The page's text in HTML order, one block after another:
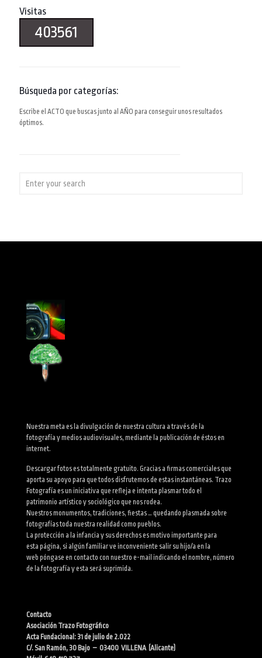
Visitas
403561
Búsqueda por categorías:
Escribe el ACTO que buscas junto al AÑO para conseguir unos resultados
óptimos.
Nuestra meta es la divulgación de nuestra cultura a través de la
fotografía y medios audiovisuales, mediante la publicación de éstos en
internet.
Descargar fotos es totalmente gratuito. Gracias a firmas comerciales que
aporta su apoyo para que todos disfrutemos de estas instantáneas. Trazo
Fotografía es un iniciativa que refleja e intenta plasmar todo el
patrimonio artístico y sociológico que nos rodea.
Nuestros monumentos, tradiciones, fiestas … quedando plasmada sobre
fotografías toda nuestra realidad como pueblos.
La protección a la infancia y sus derechos es motivo importante para
esta página, si algún familiar ve inconveniente salir su hijo/a en la
web póngase en contacto con nuestro e-mail indicando el nombre, número
de la fotografía y esta será suprimida.
Contacto
Asociación Trazo Fotográfico
Acta Fundacional: 31 de julio de 2.022
C/. San Ramón, 30 Bajo – 03400 VILLENA (Alicante)